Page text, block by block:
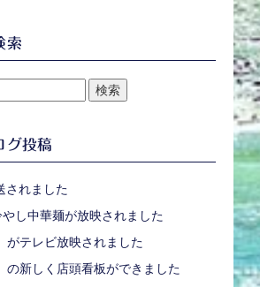
索
グ投稿
されました
し中華麺が放映されました
がテレビ放映されました
の新しく店頭看板ができました